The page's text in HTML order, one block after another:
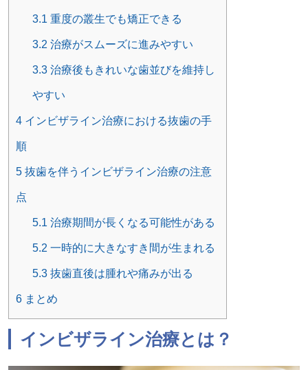
3.1 重度の叢生でも矯正できる
3.2 治療がスムーズに進みやすい
3.3 治療後もきれいな歯並びを維持し
やすい
4 インビザライン治療における抜歯の手
順
5 抜歯を伴うインビザライン治療の注意
点
5.1 治療期間が長くなる可能性がある
5.2 一時的に大きなすき間が生まれる
5.3 抜歯直後は腫れや痛みが出る
6 まとめ
インビザライン治療とは？